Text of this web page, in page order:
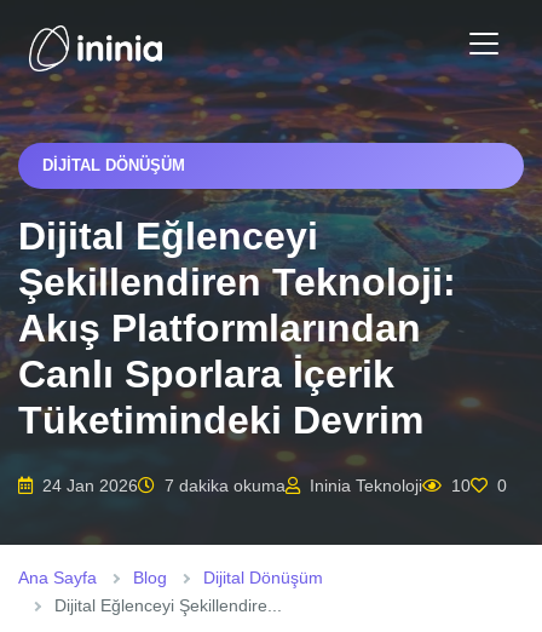
DIJITAL DÖNÜŞÜM
Dijital Eğlenceyi
Şekillendiren Teknoloji:
Akış Platformlarından
Canlı Sporlara İçerik
Tüketimindeki Devrim
24 Jan 2026 7 dakika okuma Ininia Teknoloji 10 0
Ana Sayfa Blog
Dijital Dönüşüm
Dijital Eğlenceyi Şekillendire...